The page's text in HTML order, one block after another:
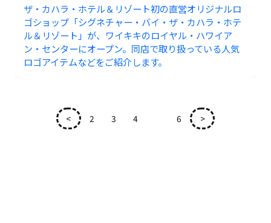
ザ・カハラ・ホテル＆リゾート初の直営オリジナルロ
ゴショップ「シグネチャー・バイ・ザ・カハラ・ホテ
ル＆リゾート」が、ワイキキのロイヤル・ハワイア
ン・センターにオープン。同店で取り扱っている人気
ロゴアイテムなどをご紹介します。
< 2 3 4 6 >